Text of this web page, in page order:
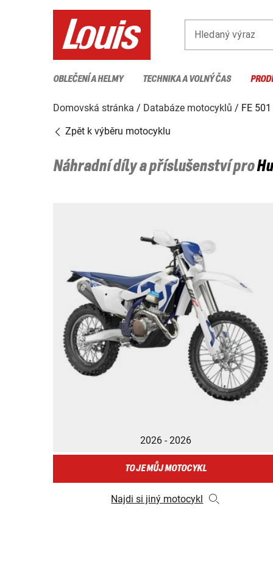
Hledaný výraz
OBLEČENÍ A HELMY TECHNIKA A VOLNÝ ČAS
Domovská stránka Databáze motocyklů
FE 501
Zpět k výběru motocyklu
Náhradní díly a příslušenství pro
2026 - 2026
TO JE MŮJ MOTOCYKL
Najdi si jiný motocykl